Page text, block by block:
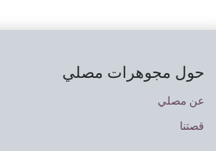
حول مجوهرات مصلي
عن مصلي
قصتنا